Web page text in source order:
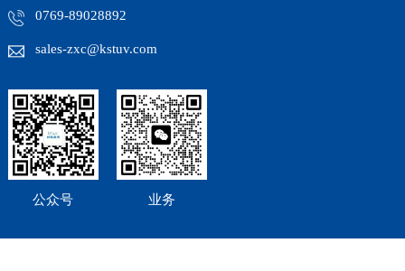
0769-89028892
sales-zxc@kstuv.com
公众号 业务